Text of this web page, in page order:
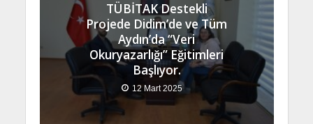
TÜBİTAK Destekli
Projede Didim’de ve Tüm
Aydın’da “Veri
Okuryazarlığı” Eğitimleri
Başlıyor.
12 Mart 2025